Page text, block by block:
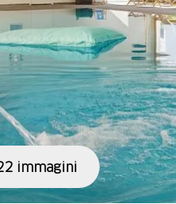
immagini